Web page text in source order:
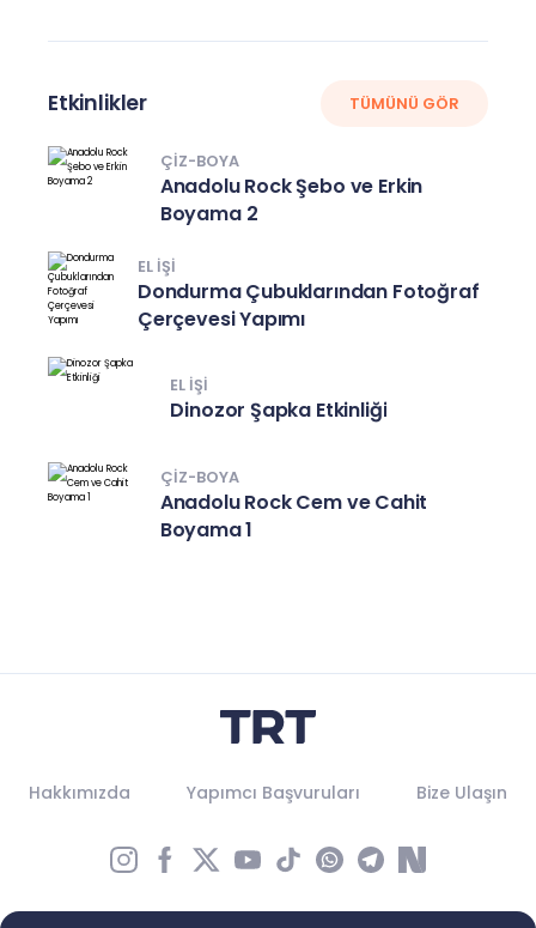
Etkinlikler TÜMÜNÜ GÖR
ÇIZ-BOYA
Anadolu Rock Şebo ve Erkin
Boyama 2
EL IŞI
Dondurma Çubuklarından Fotoğraf
Çerçevesi Yapımı
EL IŞI
Dinozor Şapka Etkinliği
ÇIZ-BOYA
Anadolu Rock Cem ve Cahit
Boyama 1
Hakkımızda Yapımcı Başvuruları Bize Ulaşın